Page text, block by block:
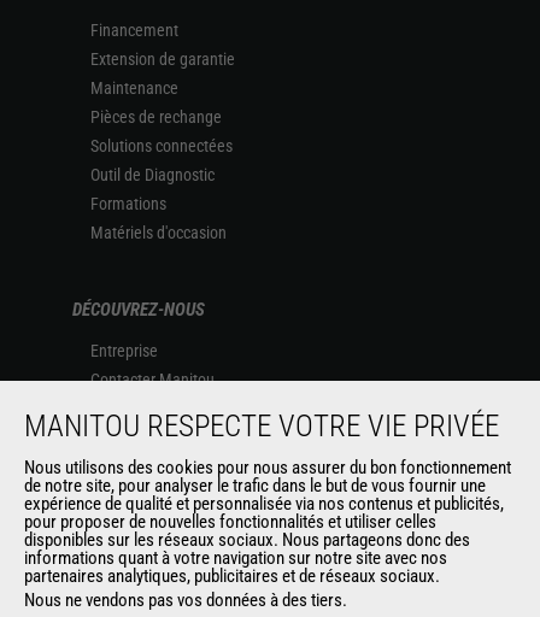
Financement
Extension de garantie
Maintenance
Pièces de rechange
Solutions connectées
Outil de Diagnostic
Formations
Matériels d'occasion
DÉCOUVREZ-NOUS
Entreprise
Contacter Manitou
Politique de protection des données
Evénements
Actualités
Historique
AUTRES SITES DU GROUPE
MANITOU RESPECTE VOTRE VIE PRIVÉE
Nous utilisons des cookies pour nous assurer du bon fonctionnement
de notre site, pour analyser le trafic dans le but de vous fournir une
expérience de qualité et personnalisée via nos contenus et publicités,
pour proposer de nouvelles fonctionnalités et utiliser celles
disponibles sur les réseaux sociaux. Nous partageons donc des
informations quant à votre navigation sur notre site avec nos
partenaires analytiques, publicitaires et de réseaux sociaux.
Nous ne vendons pas vos données à des tiers.